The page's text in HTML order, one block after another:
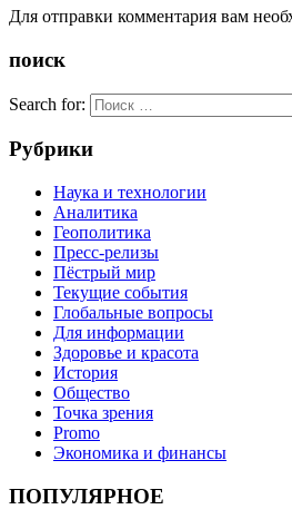
Для отправки комментария вам
поиск
Search for:
Рубрики
Наука и технологии
Аналитика
Геополитика
Пресс-релизы
Пёстрый мир
Текущие события
Глобальные вопросы
Для информации
Здоровье и красота
История
Общество
Точка зрения
Promo
Экономика и финансы
ПОПУЛЯРНОЕ